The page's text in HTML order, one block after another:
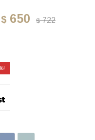
$ 650 $ 722